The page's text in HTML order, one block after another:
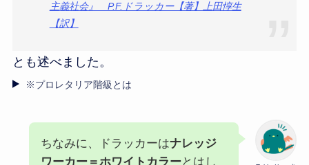
主義社会』 P.F.ドラッカー【著】上田惇生
【訳】
とも述べました。
※プロレタリア階級とは
ちなみに、ドラッカーはナレッジ
ワーカー＝ホワイトカラーとはし